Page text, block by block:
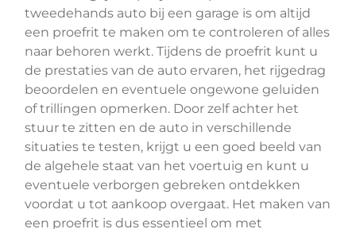
tweedehands auto bij een garage is om altijd
een proefrit te maken om te controleren of alles
naar behoren werkt. Tijdens de proefrit kunt u
de prestaties van de auto ervaren, het rijgedrag
beoordelen en eventuele ongewone geluiden
of trillingen opmerken. Door zelf achter het
stuur te zitten en de auto in verschillende
situaties te testen, krijgt u een goed beeld van
de algehele staat van het voertuig en kunt u
eventuele verborgen gebreken ontdekken
voordat u tot aankoop overgaat. Het maken van
een proefrit is dus essentieel om met